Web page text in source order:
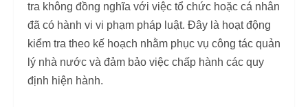
tra không đồng nghĩa với việc tổ chức hoặc cá nhân
đã có hành vi vi phạm pháp luật. Đây là hoạt động
kiểm tra theo kế hoạch nhằm phục vụ công tác quản
lý nhà nước và đảm bảo việc chấp hành các quy
định hiện hành.